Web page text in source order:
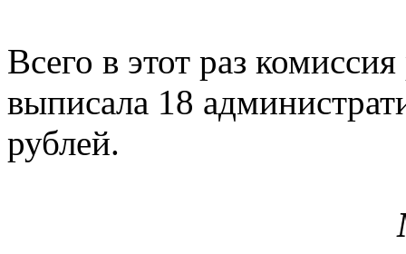
Всего в этот раз
выписала 18
рублей.